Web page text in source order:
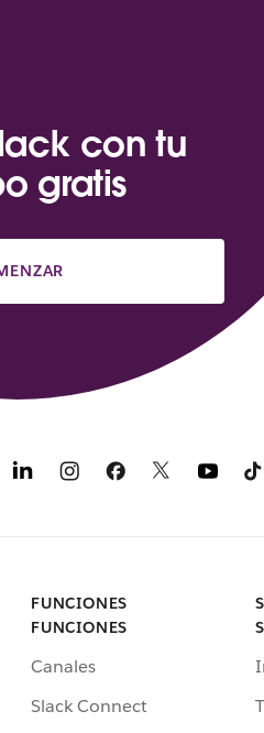
con tu
gratis
FUNCIONES
FUNCIONES
Canales
Slack Connect